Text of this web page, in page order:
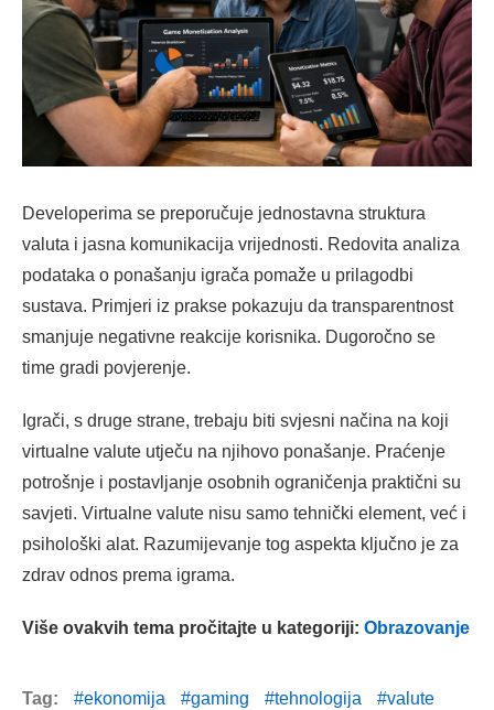
Developerima se preporučuje jednostavna struktura
valuta i jasna komunikacija vrijednosti. Redovita analiza
podataka o ponašanju igrača pomaže u prilagodbi
sustava. Primjeri iz prakse pokazuju da transparentnost
smanjuje negativne reakcije korisnika. Dugoročno se
time gradi povjerenje.
Igrači, s druge strane, trebaju biti svjesni načina na koji
virtualne valute utječu na njihovo ponašanje. Praćenje
potrošnje i postavljanje osobnih ograničenja praktični su
savjeti. Virtualne valute nisu samo tehnički element, već i
psihološki alat. Razumijevanje tog aspekta ključno je za
zdrav odnos prema igrama.
Više ovakvih tema pročitajte u kategoriji: Obrazovanje
Tag: ekonomija gaming tehnologija valute